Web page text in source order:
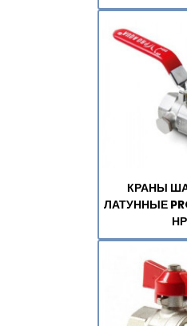
КРАНЫ
ЛАТУННЫЕ
НР